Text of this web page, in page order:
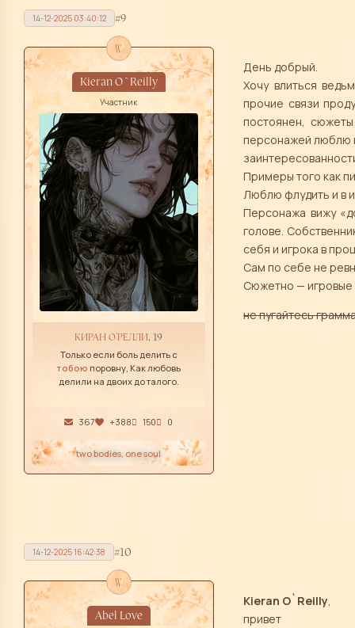
9
14-12-2025 03:40:12
w
Kieran O`Reilly
Участник
КИРАН О'РЕЛЛИ, 19
Только если боль делить с
тобою поровну, Как любовь
делили на двоих до талого.
367 +388 150 0
two bodies, one soul
День добрый.
Хочу влиться
прочие связи
постоянен,
персонажей люблю
Примеры того как
Люблю флудить и в
Персонажа вижу
голове.
себя и игрока в
Сам по себе не
Сюжетно —
не пугайтесь
10
14-12-2025 16:42:38
w
Abel Love
Kieran O`Reilly,
привет